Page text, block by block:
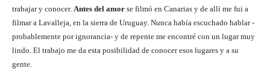
trabajar y conocer. Antes del amor se filmó en Canarias y de allí me fui a
filmar a Lavalleja, en la sierra de Uruguay. Nunca había escuchado hablar -
probablemente por ignorancia- y de repente me encontré con un lugar muy
lindo. El trabajo me da esta posibilidad de conocer esos lugares y a su
gente.